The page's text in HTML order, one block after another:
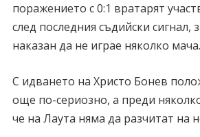
поражението с 0:1 вратарят
след последния съдийски сигнал,
наказан да не играе няколко мача.
С идването на Христо Бонев
още по-сериозно, а преди
че на Лаута няма да разчитат на